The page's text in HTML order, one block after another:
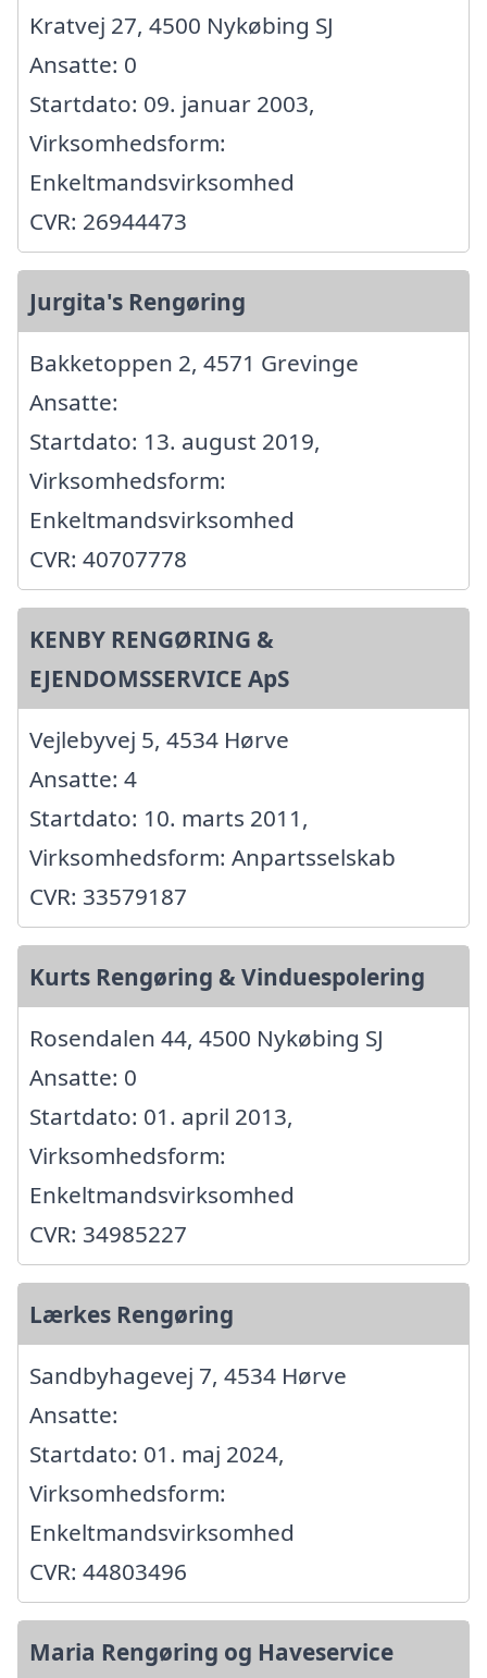
Kratvej 27, 4500 Nykøbing SJ
Ansatte: 0
Startdato: 09. januar 2003,
Virksomhedsform:
Enkeltmandsvirksomhed
CVR: 26944473
Jurgita's Rengøring
Bakketoppen 2, 4571 Grevinge
Ansatte:
Startdato: 13. august 2019,
Virksomhedsform:
Enkeltmandsvirksomhed
CVR: 40707778
KENBY RENGØRING &
EJENDOMSSERVICE ApS
Vejlebyvej 5, 4534 Hørve
Ansatte: 4
Startdato: 10. marts 2011,
Virksomhedsform: Anpartsselskab
CVR: 33579187
Kurts Rengøring & Vinduespolering
Rosendalen 44, 4500 Nykøbing SJ
Ansatte: 0
Startdato: 01. april 2013,
Virksomhedsform:
Enkeltmandsvirksomhed
CVR: 34985227
Lærkes Rengøring
Sandbyhagevej 7, 4534 Hørve
Ansatte:
Startdato: 01. maj 2024,
Virksomhedsform:
Enkeltmandsvirksomhed
CVR: 44803496
Maria Rengøring og Haveservice